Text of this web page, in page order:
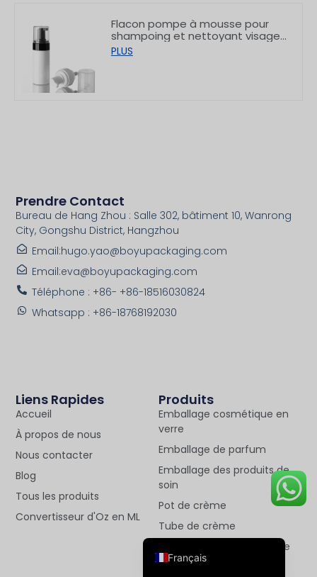
Flacon pompe à mousse pour
shampoing et nettoyant visage
en PET à épaulement plat,
150/200 ml
PLUS
Produits
Emballage cosmétique en
verre
Emballage de parfum
Emballage des produits de
soin
Pot de crème
Tube de crème
Bouteille d'huile essentielle
Bouteille de lotion
Liens Rapides
Accueil
À propos de nous
Nous contacter
Blog
Tous les produits
Convertisseur d'Oz en ML
Prendre Contact
Bureau de Hang Zhou : Salle 302, bâtiment 10, Wanrong
City, Gongshu District, Hangzhou
Email:hugo.yao@boyupackaging.com
Email:eva@boyupackaging.com
Téléphone : +86- +86-18516030824
Whatsapp : +86-18768192030
Français
Español de Argentina
Русский
Italiano
한국어
العربية